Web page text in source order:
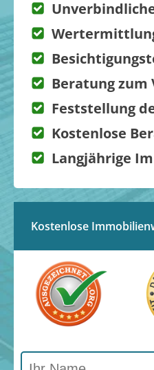
Beratung
Feststellung
Kostenlose
Langjährige
Kostenlose